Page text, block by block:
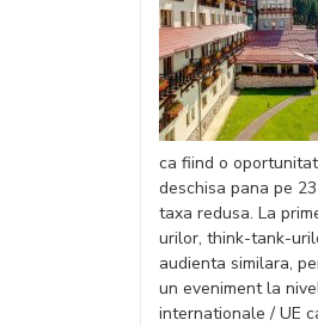
ca fiind o
deschisa pana pe
taxa redusa. La
urilor, think-tank-
audienta similara,
un eveniment la
internationale / UE